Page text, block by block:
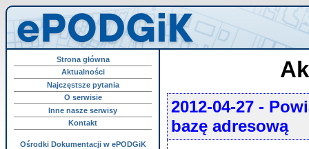
Strona główna
Aktualności
Najczęstsze pytania
O serwisie
Inne nasze serwisy
Kontakt
Ośrodki Dokumentacji w ePODGiK
2012-04-27 -
bazę adresową